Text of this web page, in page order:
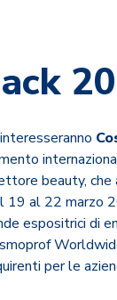
beauty, che
19 al 22 marzo
espositrici di
per le